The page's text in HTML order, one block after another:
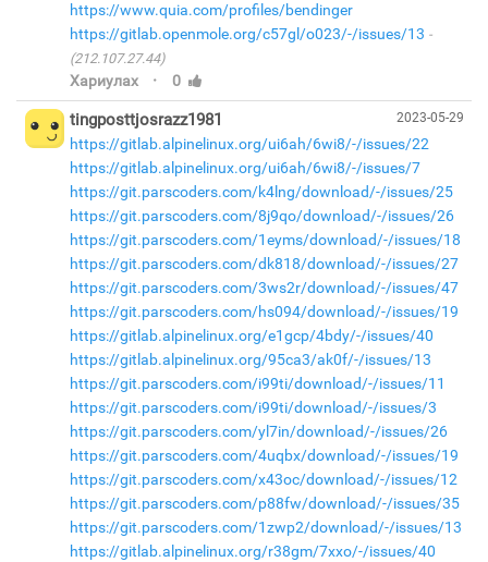
https://www.quia.com/profiles/bendinger
https://gitlab.openmole.org/c57gl/o023/-/issues/13
(212.107.27.44)
Хариулах · 0
2023-05-29
tingposttjosrazz1981
https://gitlab.alpinelinux.org/ui6ah/6wi8/-/issues/22
https://gitlab.alpinelinux.org/ui6ah/6wi8/-/issues/7
https://git.parscoders.com/k4lng/download/-/issues/25
https://git.parscoders.com/8j9qo/download/-/issues/26
https://git.parscoders.com/1eyms/download/-/issues/18
https://git.parscoders.com/dk818/download/-/issues/27
https://git.parscoders.com/3ws2r/download/-/issues/47
https://git.parscoders.com/hs094/download/-/issues/19
https://gitlab.alpinelinux.org/e1gcp/4bdy/-/issues/40
https://gitlab.alpinelinux.org/95ca3/ak0f/-/issues/13
https://git.parscoders.com/i99ti/download/-/issues/11
https://git.parscoders.com/i99ti/download/-/issues/3
https://git.parscoders.com/yl7in/download/-/issues/26
https://git.parscoders.com/4uqbx/download/-/issues/19
https://git.parscoders.com/x43oc/download/-/issues/12
https://git.parscoders.com/p88fw/download/-/issues/35
https://git.parscoders.com/1zwp2/download/-/issues/13
https://gitlab.alpinelinux.org/r38gm/7xxo/-/issues/40